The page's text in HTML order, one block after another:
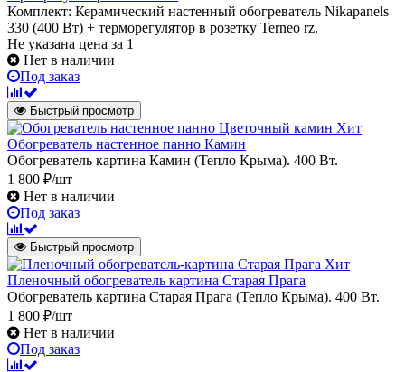
Комплект: Керамический настенный обогреватель Nikapanels
330 (400 Вт) + терморегулятор в розетку Terneo rz.
Не указана цена за 1
Нет в наличии
Под заказ
Быстрый просмотр
Хит
Обогреватель настенное панно Камин
Обогреватель картина Камин (Тепло Крыма). 400 Вт.
1 800 ₽/шт
Нет в наличии
Под заказ
Быстрый просмотр
Хит
Пленочный обогреватель картина Старая Прага
Обогреватель картина Старая Прага (Тепло Крыма). 400 Вт.
1 800 ₽/шт
Нет в наличии
Под заказ